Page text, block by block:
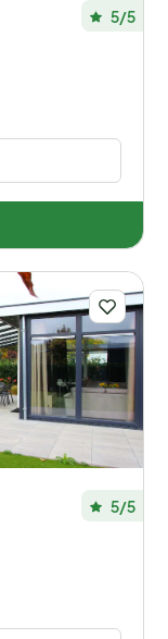
5/5
5/5